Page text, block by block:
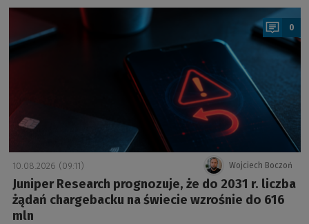
a
0
Wojciech Boczoń
10.08.2026 (09:11)
Juniper Research prognozuje, że do 2031 r. liczba
żądań chargebacku na świecie wzrośnie do 616
mln